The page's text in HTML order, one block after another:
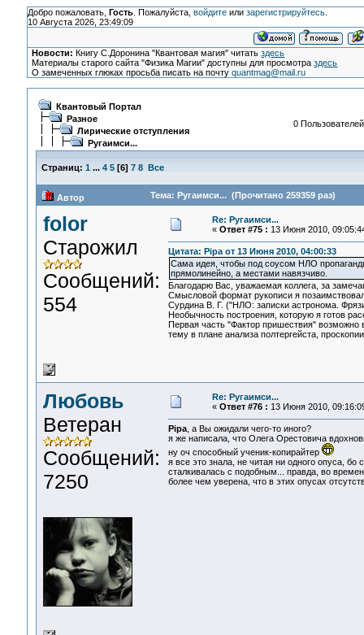
Добро пожаловать, Гость. Пожалуйста, войдитеили зарегистрируйтесь.
10 Августа 2026, 23:49:09
Новости: Книгу С.Доронина "Квантовая магия" читатьздесь
Материалы старого сайта "Физика Магии" доступны для просмотраздесь
О замеченных глюках просьба писать на почтуquantmag@mail.ru
Квантовый Портал
Разное
Лирические отступления
Ругаимси...
0
Страниц: 1 ... 4 5[6] 7 8 Все
Автор Тема: Ругаимси... (Прочитано 259359 раз)
folor
Старожил
Сообщений:
554
Re: Ругаимси...
« Ответ #75 : 13 Июня 2010,
Цитата: Pipa от 13 Июня 2010, 04:00:33
Сама идея, чтобы под соусом НЛО
прямолинейно, а местами навязчиво.
Благодарю Вас, уважаемая коллега, за
Смысловой формат рукописи я позаимствовал
Сурдина В. Г. ("НЛО: записки астронома.
Необычность построения, которую я готов
Первая часть "Фактор пришествия" возможно
тему в плане анализа полтергейста,
Любовь
Ветеран
Сообщений:
7250
Re: Ругаимси...
« Ответ #76 : 13 Июня 2010,
Pipa, а Вы ожидали чего-то иного?
я же написала, что Олега Орестовича
ну оч способный ученик-копирайтер
я все это знала, не читая ни одного опуса,
сталкивалась с подобным... правда, во
более чем уверена, что в этих опусах